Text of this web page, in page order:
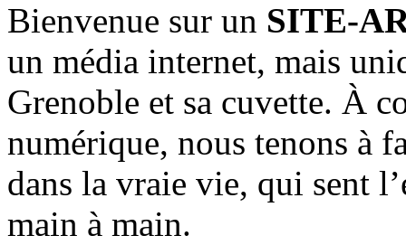
Bienvenue sur un SITE-
un média internet, mais
Grenoble et sa cuvette. À
numérique, nous tenons à
dans la vraie vie, qui sent
main à main.